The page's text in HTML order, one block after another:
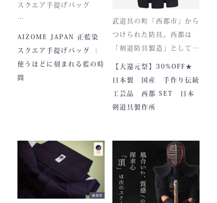
の完成形と呼ぶにふさわし
い逸品です。余計な装飾を
一切排し、機能美だけを追
求した姿。そこに宿るの
は、全日本武道具が誇
る“実用美”と魂の職人技で
存在へと変化。
よる縫製により、美しさと
耐久性を高次元で両立して
います。
スクエア手提げバッグ
とってもお洒落な和柄の手
提げバッグです。
内側には2つのポケットが
ついております。
ハンドルの高さ：22cm
■仕様
ファスナー部分にはYKK製
を使用しております。
AIZOME JAPAN 正藍染
スクエア手提げバッグ ｜
使うほどに刻まれる藍の時
間
武道具の町「西都市」から
つけられた防具。西都は
「剣道防具製造」として町
で卸販売を開始すると瞬く
トが町のPRとふるさと納
税ということもあり、高品
質低価格をできるだけ再現
しております。特に籠手は
使いやすいと評判です。
【大還元祭】30%OFF★
日本製 国産 手作り伝統
工芸品 西都 SET 日本
剣道具製作所